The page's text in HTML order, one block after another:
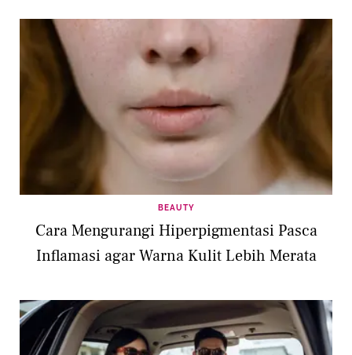
BEAUTY
Cara Mengurangi Hiperpigmentasi Pasca
Inflamasi agar Warna Kulit Lebih Merata